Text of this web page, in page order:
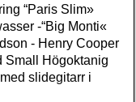
“Paris Slim»
-“Big Monti«
- Henry Cooper
Small Högoktanig
slidegitarr i